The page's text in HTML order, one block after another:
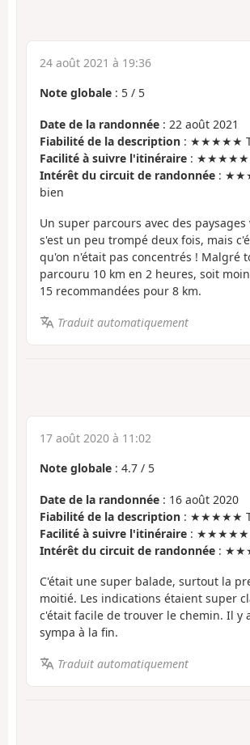
24 août 2021 à 19:36
Note globale : 5 / 5
Date de la randonnée : 22 août 2021
Fiabilité de la description : ★★★★★
Facilité à suivre l'itinéraire : ★★★★★
Intérêt du circuit de randonnée :
bien
Un super parcours avec des paysages
s'est un peu trompé deux fois, mais
qu'on n'était pas concentrés ! Malgré
parcouru 10 km en 2 heures, soit
15 recommandées pour 8 km.
Traduit automatiquement
17 août 2020 à 11:02
Note globale : 4.7 / 5
Date de la randonnée : 16 août 2020
Fiabilité de la description : ★★★★★
Facilité à suivre l'itinéraire : ★★★★★
Intérêt du circuit de randonnée :
C'était une super balade, surtout la
moitié. Les indications étaient super
c'était facile de trouver le chemin. Il y
sympa à la fin.
Traduit automatiquement